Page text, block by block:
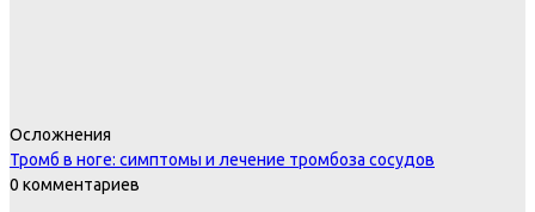
Осложнения
Тромб в ноге: симптомы и лечение тромбоза сосудов
0 комментариев